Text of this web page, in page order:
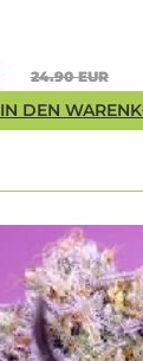
24.90 EUR
IN DEN